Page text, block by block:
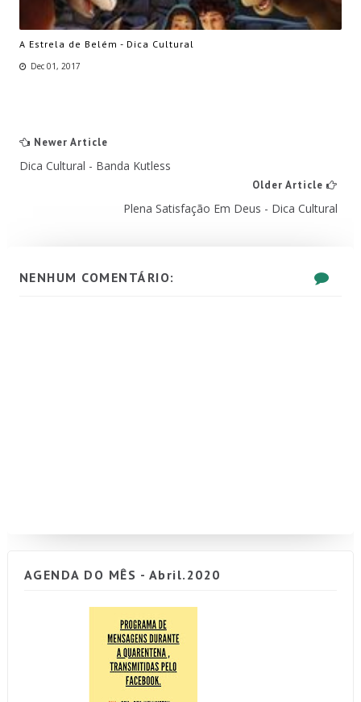
A Estrela de Belém - Dica Cultural
Dec 01, 2017
Newer Article
Dica Cultural - Banda Kutless
Older Article
Plena Satisfação Em Deus - Dica Cultural
NENHUM COMENTÁRIO:
AGENDA DO MÊS - Abril.2020